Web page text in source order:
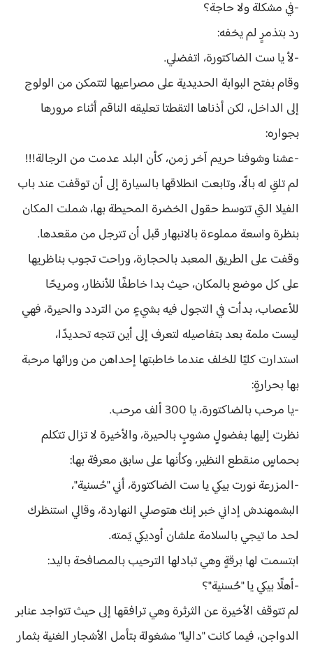
-في مشكلة ولا حاجة؟
رد بتذمرٍ لم يخفه:
-لأ يا ست الضاكتورة، اتفضلي.
وقام بفتح البوابة الحديدية على مصراعيها لتتمكن من الولوج
إلى الداخل، لكن أذناها التقطتا تعليقه الناقم أثناء مرورها
بجواره:
-عشنا وشوفنا حريم آخر زمن، كأن البلد عدمت من الرجالة!!!
لم تلقِ له بالًا، وتابعت انطلاقها بالسيارة إلى أن توقفت عند باب
الفيلا التي تتوسط حقول الخضرة المحيطة بها، شملت المكان
بنظرة واسعة مملوءة بالانبهار قبل أن تترجل من مقعدها.
وقفت على الطريق المعبد بالحجارة، وراحت تجوب بناظريها
على كل موضع بالمكان، حيث بدا خاطفًا للأنظار، ومريحًا
للأعصاب، بدأت في التجول فيه بشيءٍ من التردد والحيرة، فهي
ليست ملمة بعد بتفاصيله لتعرف إلى أين تتجه تحديدًا،
استدارت كليًا للخلف عندما خاطبتها إحداهن من ورائها مرحبة
بها بحرارةٍ:
-يا مرحب بالضاكتورة، يا 300 ألف مرحب.
نظرت إليها بفضولٍ مشوبٍ بالحيرة، والأخيرة لا تزال تتكلم
بحماسٍ منقطع النظير، وكأنها على سابق معرفة بها:
-المزرعة نورت بيكي يا ست الضاكتورة، أني "حُسنية"،
البشمهندش إداني خبر إنك هتوصلي النهاردة، وقالي استنظرك
لحد ما تيجي بالسلامة علشان أوديكي يَمته.
ابتسمت لها برقةٍ وهي تبادلها الترحيب بالمصافحة باليد:
-أهلًا بيكي يا "حُسنية"؟
لم تتوقف الأخيرة عن الثرثرة وهي ترافقها إلى حيث تتواجد عنابر
الدواجن، فيما كانت "داليا" مشغولة بتأمل الأشجار الغنية بثمار